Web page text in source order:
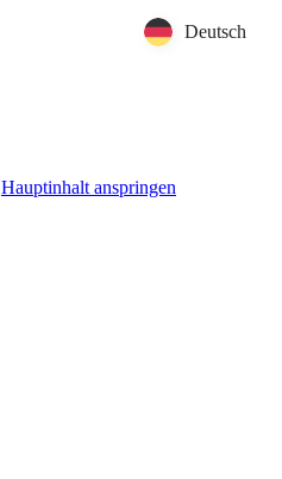
Hauptinhalt anspringen
Deutsch